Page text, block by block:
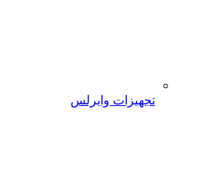
تجهیزات وایرلس